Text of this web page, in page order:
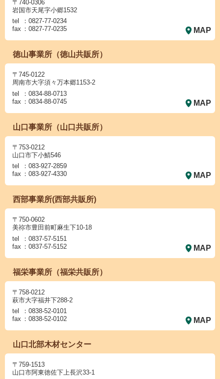
〒740-0306
岩国市天尾字小郷1532
tel
：0827-77-0234
fax ：0827-77-0235 MAP
徳山事業所（徳山共販所）
〒745-0122
周南市大字須々万本郷1153-2
tel
：0834-88-0713
fax ：0834-88-0745 MAP
山口事業所（山口共販所）
〒753-0212
山口市下小鯖546
tel
：083-927-2859
fax ：083-927-4330 MAP
西部事業所(西部共販所)
〒750-0602
美祢市豊田前町麻生下10-18
tel
：0837-57-5151
fax ：0837-57-5152 MAP
福栄事業所（福栄共販所）
〒758-0212
萩市大字福井下288-2
tel
：0838-52-0101
fax ：0838-52-0102 MAP
山口北部木材センター
〒759-1513
山口市阿東徳佐下上長沢33-1